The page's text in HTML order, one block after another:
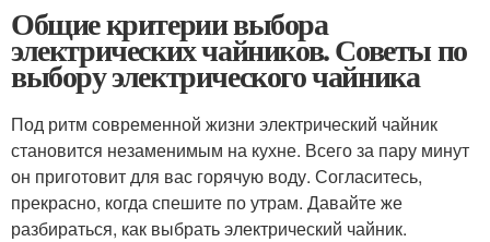
Общие критерии выбора
электрических чайников. Советы по
выбору электрического чайника
Под ритм современной жизни электрический чайник
становится незаменимым на кухне. Всего за пару минут
он приготовит для вас горячую воду. Согласитесь,
прекрасно, когда спешите по утрам. Давайте же
разбираться, как выбрать электрический чайник.